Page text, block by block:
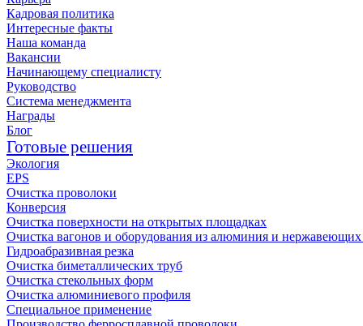
Кадровая политика
Интересные факты
Наша команда
Вакансии
Начинающему специалисту
Руководство
Система менеджмента
Награды
Блог
Готовые решения
Экология
EPS
Очистка проволоки
Конверсия
Очистка поверхности на открытых площадках
Очистка вагонов и оборудования из алюминия и нержавеющих
Гидроабразивная резка
Очистка биметаллических труб
Очистка стекольных форм
Очистка алюминиевого профиля
Специальное применение